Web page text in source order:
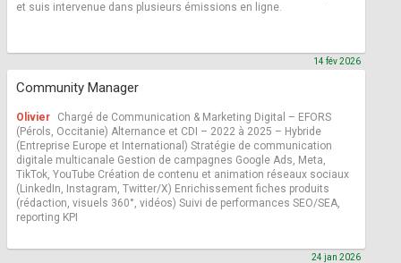
et suis intervenue dans plusieurs émissions en ligne.
Community Manager
14 fév 2026
Olivier
Chargé de Communication & Marketing Digital – EFORS
(Pérols, Occitanie) Alternance et CDI – 2022 à 2025 – Hybride
(Entreprise Europe et International) Stratégie de communication
digitale multicanale Gestion de campagnes Google Ads, Meta,
TikTok, YouTube Création de contenu et animation réseaux sociaux
(LinkedIn, Instagram, Twitter/X) Enrichissement fiches produits
(rédaction, visuels 360°, vidéos) Suivi de performances SEO/SEA,
reporting KPI
24 jan 2026